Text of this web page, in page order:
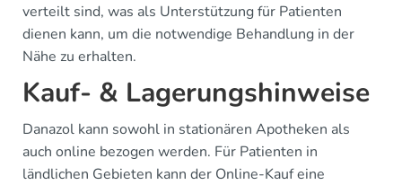
verteilt sind, was als Unterstützung für Patienten
dienen kann, um die notwendige Behandlung in der
Nähe zu erhalten.
Kauf- & Lagerungshinweise
Danazol kann sowohl in stationären Apotheken als
auch online bezogen werden. Für Patienten in
ländlichen Gebieten kann der Online-Kauf eine